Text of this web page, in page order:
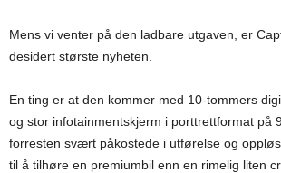
Mens vi venter på den ladbare utgaven, er
desidert største nyheten.
En ting er at den kommer med 10-tommers
og stor infotainmentskjerm i porttrettformat på
forresten svært påkostede i utførelse og
til å tilhøre en premiumbil enn en rimelig liten